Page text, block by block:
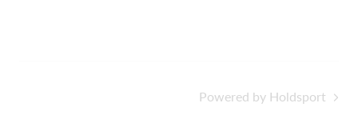
Powered by Holdsport